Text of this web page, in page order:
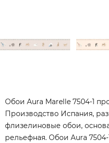
Обои Aura Marelle 7504-1
Производство Испания,
флизелиновые обои,
рельефная. Обои Aura